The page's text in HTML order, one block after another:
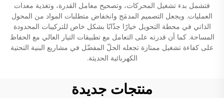
فتشمل بدء تشغيل المحركات، وتصحيح معامل القدرة، وتغذية معدات
العمليات. ويجعل التصميم المدمَج وانخفاض متطلبات المواد من المحول
الذاتي في محطة التحويل خيارًا جذّابًا بشكل خاص للتركيبات المحدودة
المساحة. كما أن قدرته على التعامل مع تطبيقات التيار العالي مع الحفاظ
على كفاءة تشغيل ممتازة تجعله الحلّ المفضّل في مشاريع البنية التحتية
الكهربائية الحديثة.
منتجات جديدة